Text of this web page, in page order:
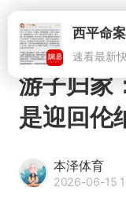
速看最新
游子归家
是迎回伦
本泽体育
2026-06-15